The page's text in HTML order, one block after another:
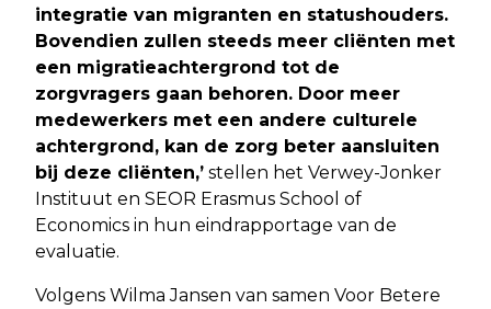
integratie van migranten en statushouders.
Bovendien zullen steeds meer cliënten met
een migratieachtergrond tot de
zorgvragers gaan behoren. Door meer
medewerkers met een andere culturele
achtergrond, kan de zorg beter aansluiten
bij deze cliënten,’ stellen het Verwey-Jonker
Instituut en SEOR Erasmus School of
Economics in hun eindrapportage van de
evaluatie.
Volgens Wilma Jansen van samen Voor Betere